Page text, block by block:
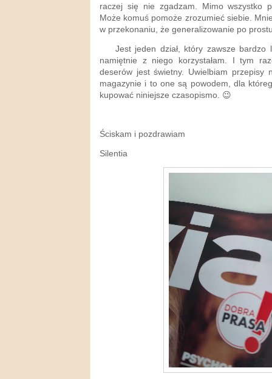
raczej się nie zgadzam. Mimo wszystko
Może komuś pomoże zrozumieć siebie.
w przekonaniu, że generalizowanie po
Jest jeden dział, który zawsze bardzo
namiętnie z niego korzystałam. I tym
deserów jest świetny. Uwielbiam przepisy
magazynie i to one są powodem, dla
kupować niniejsze czasopismo. 😉
Ściskam i pozdrawiam
Silentia